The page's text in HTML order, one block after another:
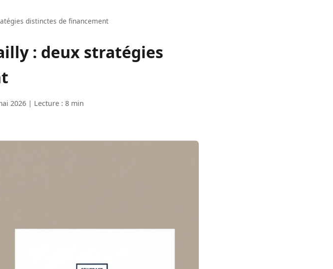
distinctes de financement
: deux stratégies
2026 | Lecture : 8 min